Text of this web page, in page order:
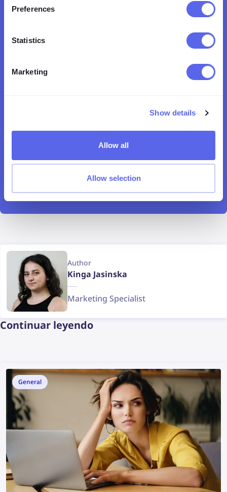
Preferences
Statistics
Marketing
Show details
Allow all
Allow selection
Encuentra personas a partir de una foto
Author
Kinga Jasinska
Marketing Specialist
Continuar leyendo
General